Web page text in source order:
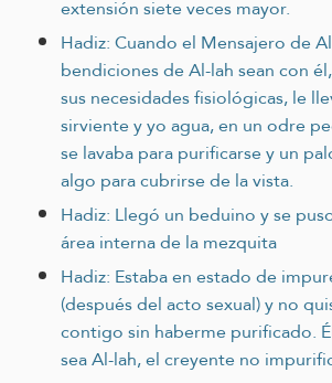
extensión siete veces mayor.
Hadiz: Cuando el Mensajero de
bendiciones de Al-lah sean con
sus necesidades fisiológicas, le
sirviente y yo agua, en un odre
se lavaba para purificarse y un
algo para cubrirse de la vista.
Hadiz: Llegó un beduino y se
área interna de la mezquita
Hadiz: Estaba en estado de
(después del acto sexual) y no
contigo sin haberme purificado.
sea Al-lah, el creyente no